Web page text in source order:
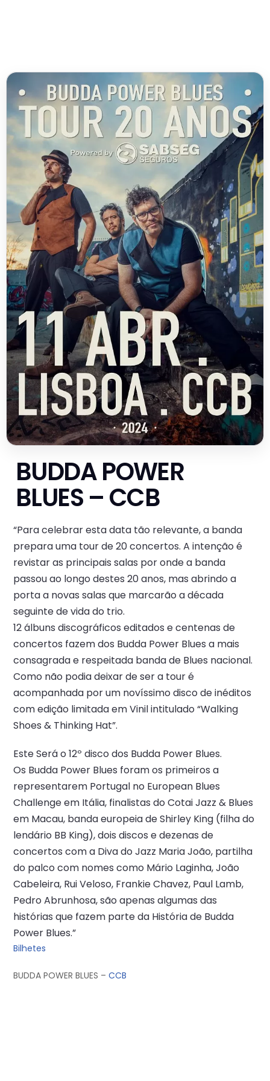
BUDDA POWER
BLUES – CCB
“Para celebrar esta data tão relevante, a banda
prepara uma tour de 20 concertos. A intenção é
revistar as principais salas por onde a banda
passou ao longo destes 20 anos, mas abrindo a
porta a novas salas que marcarão a década
seguinte de vida do trio.
12 álbuns discográficos editados e centenas de
concertos fazem dos Budda Power Blues a mais
consagrada e respeitada banda de Blues nacional.
Como não podia deixar de ser a tour é
acompanhada por um novíssimo disco de inéditos
com edição limitada em Vinil intitulado “Walking
Shoes & Thinking Hat”.
Este Será o 12º disco dos Budda Power Blues.
Os Budda Power Blues foram os primeiros a
representarem Portugal no European Blues
Challenge em Itália, finalistas do Cotai Jazz & Blues
em Macau, banda europeia de Shirley King (filha do
lendário BB King), dois discos e dezenas de
concertos com a Diva do Jazz Maria João, partilha
do palco com nomes como Mário Laginha, João
Cabeleira, Rui Veloso, Frankie Chavez, Paul Lamb,
Pedro Abrunhosa, são apenas algumas das
histórias que fazem parte da História de Budda
Power Blues.”
Bilhetes
BUDDA POWER BLUES – CCB